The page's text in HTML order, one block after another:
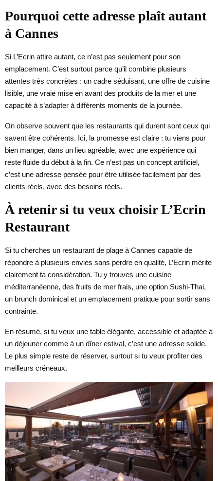
Pourquoi cette adresse plaît autant
à Cannes
Si L’Ecrin attire autant, ce n’est pas seulement pour son
emplacement. C’est surtout parce qu’il combine plusieurs
attentes très concrètes : un cadre séduisant, une offre de cuisine
lisible, une vraie mise en avant des produits de la mer et une
capacité à s’adapter à différents moments de la journée.
On observe souvent que les restaurants qui durent sont ceux qui
savent être cohérents. Ici, la promesse est claire : tu viens pour
bien manger, dans un lieu agréable, avec une expérience qui
reste fluide du début à la fin. Ce n’est pas un concept artificiel,
c’est une adresse pensée pour être utilisée facilement par des
clients réels, avec des besoins réels.
À retenir si tu veux choisir L’Ecrin
Restaurant
Si tu cherches un restaurant de plage à Cannes capable de
répondre à plusieurs envies sans perdre en qualité, L’Ecrin mérite
clairement ta considération. Tu y trouves une cuisine
méditerranéenne, des fruits de mer frais, une option Sushi-Thai,
un brunch dominical et un emplacement pratique pour sortir sans
contrainte.
En résumé, si tu veux une table élégante, accessible et adaptée à
un déjeuner comme à un dîner estival, c’est une adresse solide.
Le plus simple reste de réserver, surtout si tu veux profiter des
meilleurs créneaux.